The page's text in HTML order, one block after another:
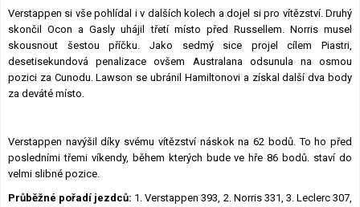
Verstappen si vše pohlídal i v dalších kolech a dojel si pro vítězství. Druhý
skončil Ocon a Gasly uhájil třetí místo před Russellem. Norris musel
skousnout šestou příčku. Jako sedmý sice projel cílem Piastri,
desetisekundová penalizace ovšem Australana odsunula na osmou
pozici za Cunodu. Lawson se ubránil Hamiltonovi a získal další dva body
za deváté místo.
Verstappen navýšil díky svému vítězství náskok na 62 bodů. To ho před
posledními třemi víkendy, během kterých bude ve hře 86 bodů. staví do
velmi slibné pozice.
Průběžné pořadí jezdců: 1. Verstappen 393, 2. Norris 331, 3. Leclerc 307,